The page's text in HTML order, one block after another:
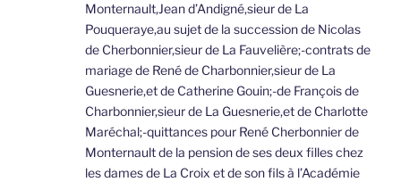
Monternault,Jean d’Andigné,sieur de La
Pouqueraye,au sujet de la succession de Nicolas
de Cherbonnier,sieur de La Fauvelière;-contrats de
mariage de René de Charbonnier,sieur de La
Guesnerie,et de Catherine Gouin;-de François de
Charbonnier,sieur de La Guesnerie,et de Charlotte
Maréchal;-quittances pour René Cherbonnier de
Monternault de la pension de ses deux filles chez
les dames de La Croix et de son fils à l’Académie